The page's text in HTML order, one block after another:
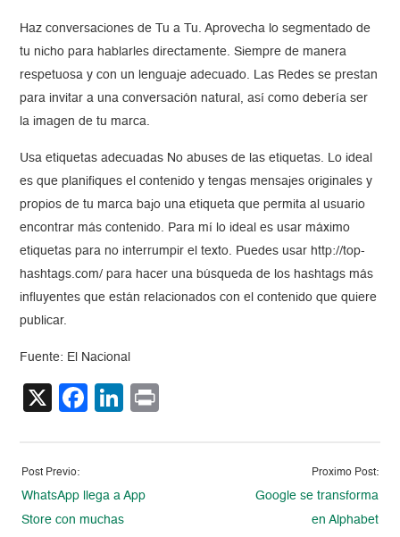
Haz conversaciones de Tu a Tu. Aprovecha lo segmentado de
tu nicho para hablarles directamente. Siempre de manera
respetuosa y con un lenguaje adecuado. Las Redes se prestan
para invitar a una conversación natural, así como debería ser
la imagen de tu marca.
Usa etiquetas adecuadas No abuses de las etiquetas. Lo ideal
es que planifiques el contenido y tengas mensajes originales y
propios de tu marca bajo una etiqueta que permita al usuario
encontrar más contenido. Para mí lo ideal es usar máximo
etiquetas para no interrumpir el texto. Puedes usar http://top-
hashtags.com/ para hacer una búsqueda de los hashtags más
influyentes que están relacionados con el contenido que quiere
publicar.
Fuente: El Nacional
X Facebook
LinkedIn
Post Previo:
WhatsApp llega a App
Store con muchas
Proximo Post:
Google se transforma
en Alphabet